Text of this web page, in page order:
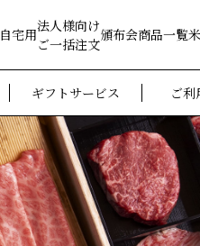
自宅用
法人様向け
ご一括注文
頒布会商品一覧
ギフトサービス ご利